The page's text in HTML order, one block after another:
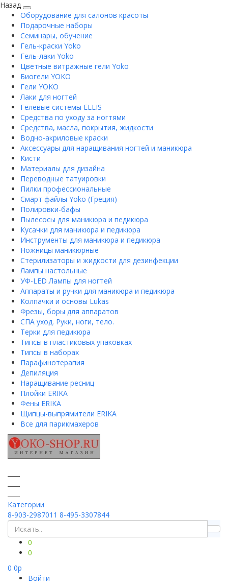
Назад
Оборудование для салонов красоты
Подарочные наборы
Семинары, обучение
Гель-краски Yoko
Гель-лаки Yoko
Цветные витражные гели Yoko
Биогели YOKO
Гели YOKO
Лаки для ногтей
Гелевые системы ELLIS
Средства по уходу за ногтями
Средства, масла, покрытия, жидкости
Водно-акриловые краски
Аксессуары для наращивания ногтей и маникюра
Кисти
Материалы для дизайна
Переводные татуировки
Пилки профессиональные
Смарт файлы Yoko (Греция)
Полировки-бафы
Пылесосы для маникюра и педикюра
Кусачки для маникюра и педикюра
Инструменты для маникюра и педикюра
Ножницы маникюрные
Стерилизаторы и жидкости для дезинфекции
Лампы настольные
УФ-LED Лампы для ногтей
Аппараты и ручки для маникюра и педикюра
Колпачки и основы Lukas
Фрезы, боры для аппаратов
СПА уход. Руки, ноги, тело.
Терки для педикюра
Типсы в пластиковых упаковках
Типсы в наборах
Парафинотерапия
Депиляция
Наращивание ресниц
Плойки ERIKA
Фены ERIKA
Щипцы-выпрямители ERIKA
Все для парикмахеров
Категории
8-903-2987011 8-495-3307844
0
0
0 0p
Войти